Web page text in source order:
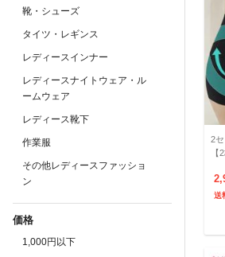
靴・シューズ
タイツ・レギンス
レディースインナー
レディースナイトウェア・ル
ームウェア
レディース靴下
作業服
その他レディースファッショ
ン
価格
1,000円以下
2
【
プ
送